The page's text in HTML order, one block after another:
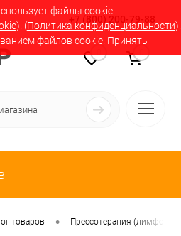
файлы cookie
). (Политика конфиденциальности).
файлов cookie. Принять
+7 (800) 200-79-88
товаров • Прессотерапия